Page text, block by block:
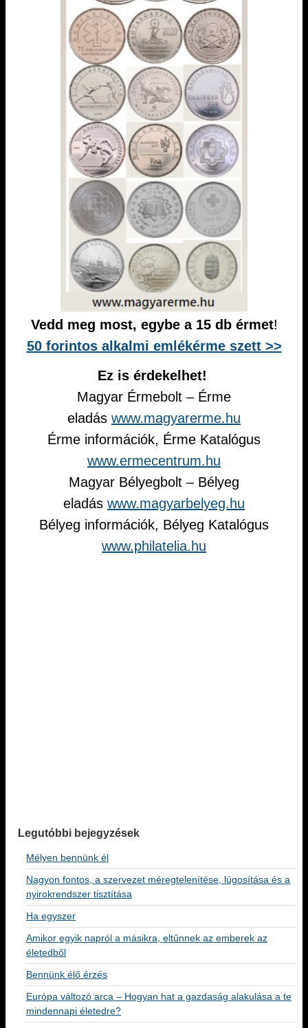
Vedd meg most, egybe a 15 db érmet!
50 forintos alkalmi emlékérme szett >>
Ez is érdekelhet!
Magyar Érmebolt – Érme
eladás www.magyarerme.hu
Érme információk, Érme Katalógus
www.ermecentrum.hu
Magyar Bélyegbolt – Bélyeg
eladás www.magyarbelyeg.hu
Bélyeg információk, Bélyeg Katalógus
www.philatelia.hu
Legutóbbi bejegyzések
Mélyen bennünk él
Nagyon fontos, a szervezet méregtelenítése, lúgosítása és a
nyirokrendszer tisztítása
Ha egyszer
Amikor egyik napról a másikra, eltűnnek az emberek az
életedből
Bennünk élő érzés
Európa változó arca – Hogyan hat a gazdaság alakulása a te
mindennapi életedre?